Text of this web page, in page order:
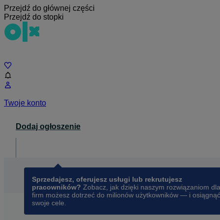
Przejdź do głównej części
Przejdź do stopki
Twoje konto
Dodaj ogłoszenie
Sprzedajesz, oferujesz usługi lub rekrutujesz
pracowników? Zobacz, jak dzięki naszym rozwiązaniom dla
firm możesz dotrzeć do milionów użytkowników — i osiągnąć
swoje cele.